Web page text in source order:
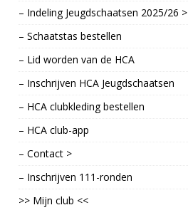
– Indeling Jeugdschaatsen 2025/26 >
– Schaatstas bestellen
– Lid worden van de HCA
– Inschrijven HCA Jeugdschaatsen
– HCA clubkleding bestellen
– HCA club-app
– Contact >
– Inschrijven 111-ronden
>> Mijn club <<